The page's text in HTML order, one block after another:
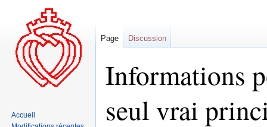
Informations
seul vrai
Page Discussion
Accueil